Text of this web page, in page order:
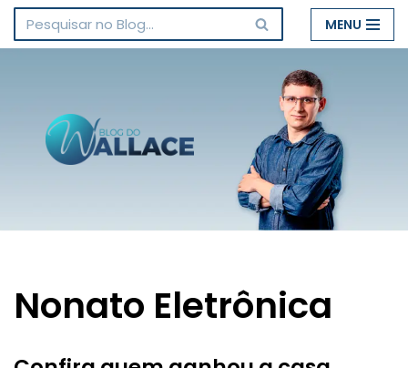
Pular
conteúdo
MENU
Nonato Eletrônica